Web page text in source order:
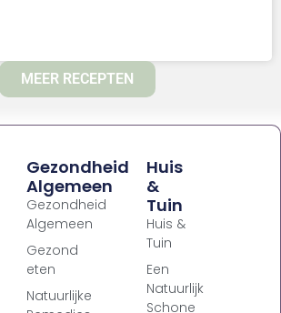
MEER RECEPTEN
Gezondheid
Algemeen
Gezondheid
Algemeen
Gezond
eten
Natuurlijke
Huis
&
Tuin
Huis &
Tuin
Een
Natuurlijk
Schone